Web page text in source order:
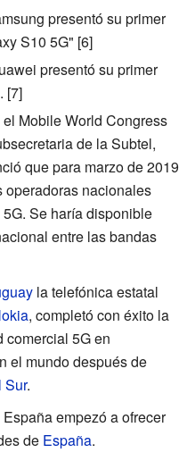
presentó su primer
S10 5G" [6]
presentó su primer
[7]
Mobile World Congress
de la Subtel,
que para marzo de 2019
nacionales
Se haría disponible
entre las bandas
la telefónica estatal
, completó con éxito la
comercial 5G en
el mundo después de
Sur.
empezó a ofrecer
de España.